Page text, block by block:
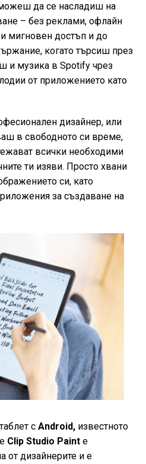
да се насладиш на
– без реклами, офлайн
мигновен достъп и до
когато търсиш през
и музика в Spotify чрез
от приложението като
дизайнер, или
в свободното си време,
всички необходими
ти изяви. Просто хвани
си, като
за създаване на
с Android,известното
Clip Studio Paint е
от дизайнерите и е